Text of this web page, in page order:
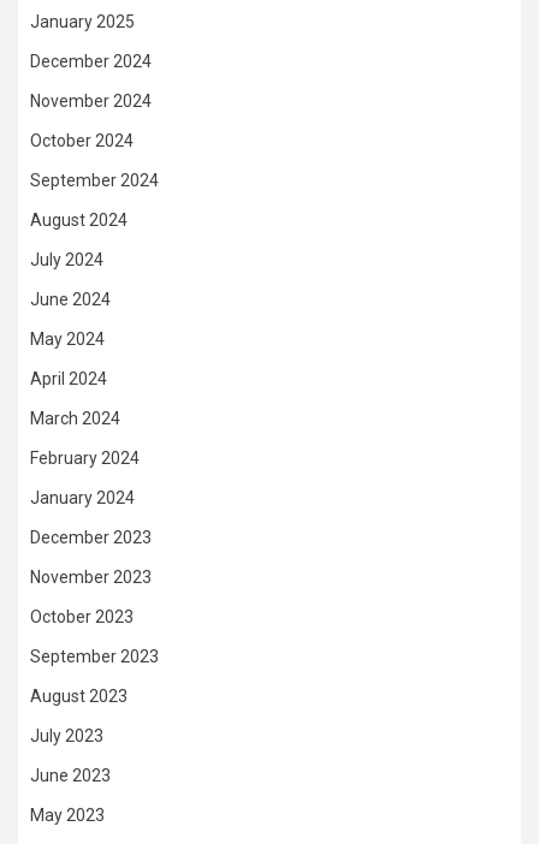
January 2025
December 2024
November 2024
October 2024
September 2024
August 2024
July 2024
June 2024
May 2024
April 2024
March 2024
February 2024
January 2024
December 2023
November 2023
October 2023
September 2023
August 2023
July 2023
June 2023
May 2023